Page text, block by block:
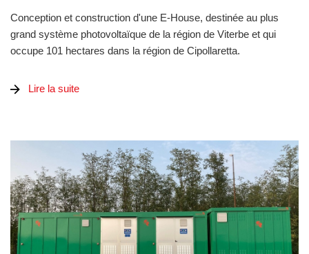
Conception et construction d'une E-House, destinée au plus
grand système photovoltaïque de la région de Viterbe et qui
occupe 101 hectares dans la région de Cipollaretta.
Lire la suite